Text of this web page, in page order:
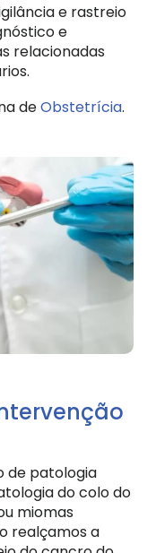
e rastreio
e
relacionadas
deObstetrícia.
de patologia
do colo do
miomas
realçamos a